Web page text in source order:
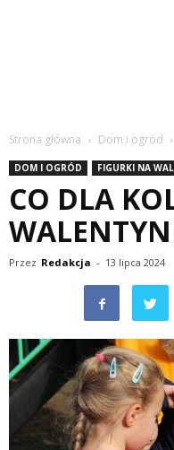
Strona główna Dom i ogród
DOM I OGRÓD FIGURKI NA
CO DLA
Przez Redakcja - 13 lipca 2024